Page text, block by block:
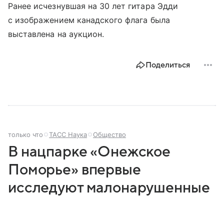
Ранее исчезнувшая на 30 лет гитара Эдди
с изображением канадского флага была
выставлена на аукцион.
Поделиться
только что ТАСС Наука Общество
В нацпарке «Онежское
Поморье» впервые
исследуют малонарушенные